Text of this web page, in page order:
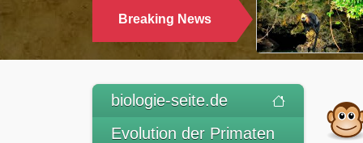
Breaking News
WARUM
TRINKEN
biologie-seite.de
Evolution der Primaten